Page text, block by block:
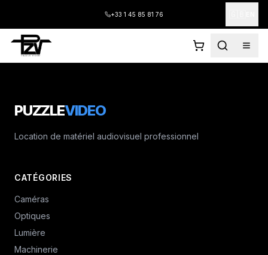
+33 1 45 85 81 76
PUZZLEVIDEO
Location de matériel audiovisuel professionnel
CATÉGORIES
Caméras
Optiques
Lumière
Machinerie